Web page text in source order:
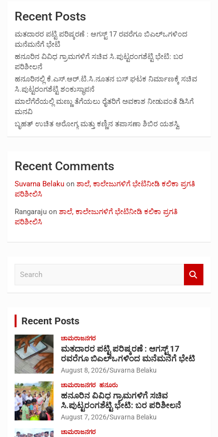
Recent Posts
ಮತದಾರರ ಪಟ್ಟಿ ಪರಿಷ್ಕರಣೆ : ಆಗಸ್ಟ್ 17 ರವರೆಗೂ ಬಿಎಲ್‍ಒಗಳಿಂದ
ಮನೆಮನೆಗೆ ಭೇಟಿ
ಹನೂರಿನ ವಿವಿಧ ಗ್ರಾಮಗಳಿಗೆ ಸಚಿವ ಸಿ.ಪುಟ್ಟರಂಗಶೆಟ್ಟಿ ಭೇಟಿ: ಬರ
ಪರಿಶೀಲನೆ
ಹನೂರಿನಲ್ಲಿ ಕೆ.ಎಸ್.ಆರ್.ಟಿ.ಸಿ.ನೂತನ ಬಸ್ ಘಟಕ ನಿರ್ಮಾಣಕ್ಕೆ ಸಚಿವ
ಸಿ.ಪುಟ್ಟರಂಗಶೆಟ್ಟಿ ಶಂಕುಸ್ಥಾಪನೆ
ಮಾಲೆಗೆರೆಯಲ್ಲಿ ಮಣ್ಣು ತೆಗೆಯಲು ರೈತರಿಗೆ ಅವಕಾಶ ನೀಡುವಂತೆ ಡಿಸಿಗೆ
ಮನವಿ
ಬೃಹತ್ ಉಚಿತ ಆರೋಗ್ಯ ಮತ್ತು ಕಣ್ಣಿನ ತಪಾಸಣಾ ಶಿಬಿರ ಯಶಸ್ವಿ
Recent Comments
Suvarna Belaku on ಶಾಲೆ, ಕಾಲೇಜುಗಳಿಗೆ ಭೇಟಿನೀಡಿ ಕಲಿಕಾ ಪ್ರಗತಿ
ಪರಿಶೀಲಿಸಿ
Rangaraju on ಶಾಲೆ, ಕಾಲೇಜುಗಳಿಗೆ ಭೇಟಿನೀಡಿ ಕಲಿಕಾ ಪ್ರಗತಿ
ಪರಿಶೀಲಿಸಿ
Recent Posts
ಚಾಮರಾಜನಗರ
ಮತದಾರರ ಪಟ್ಟಿ ಪರಿಷ್ಕರಣೆ : ಆಗಸ್ಟ್ 17
ರವರೆಗೂ ಬಿಎಲ್‍ಒಗಳಿಂದ ಮನೆಮನೆಗೆ ಭೇಟಿ
August 8, 2026 Suvarna Belaku
ಚಾಮರಾಜನಗರ ಹನೂರು
ಹನೂರಿನ ವಿವಿಧ ಗ್ರಾಮಗಳಿಗೆ ಸಚಿವ
ಸಿ.ಪುಟ್ಟರಂಗಶೆಟ್ಟಿ ಭೇಟಿ: ಬರ ಪರಿಶೀಲನೆ
August 7, 2026 Suvarna Belaku
ಚಾಮರಾಜನಗರ